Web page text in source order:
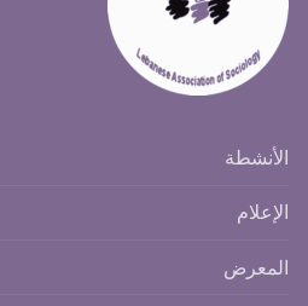
الأنشطة
الإعلام
المعرض